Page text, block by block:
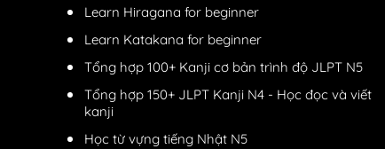
Learn Hiragana for beginner
Learn Katakana for beginner
Tổng hợp 100+ Kanji cơ bản trình độ JLPT N5
Tổng hợp 150+ JLPT Kanji N4 - Học đọc và viết
kanji
Học từ vựng tiếng Nhật N5